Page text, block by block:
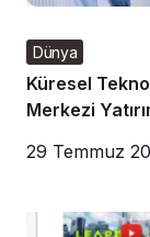
Dünya
Küresel
Merkezi
29 Temmuz